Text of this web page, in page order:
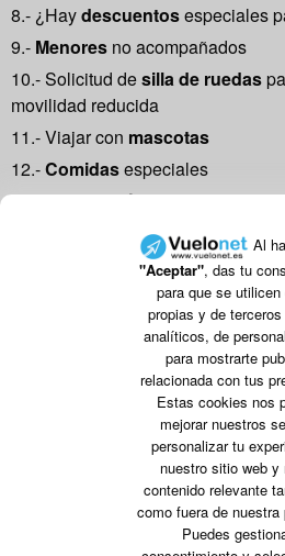
8.- ¿Haydescuentosespeciales
9.- Menores no acompañados
10.- Solicitud desilla de ruedas
movilidad reducida
11.- Viajar con mascotas
12.-Comidasespeciales
13.-Tiempo mínimode
14.- ¿Cómo hacer una
reclamación
15.- ¿Cómo pedir unafactura?
16.- Requisitos generales para la
17.- Requisitos generales para la
18.- Requisitos generales para la
Descuento residenteBalear /
20.- Reglamento sobreLíquidosy
Al
"Aceptar", das tu
para que se
propias y de
analíticos, de
para mostrarte
relacionada con tus
Estas cookies nos
mejorar nuestros
personalizar tu
nuestro sitio web y
contenido relevante
como fuera de nuestra
Puedes